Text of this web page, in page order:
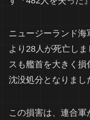
ニュージーランド
より28人が死亡し
スも艦首を大きく損
沈没処分となりまし
この損害は、連合軍